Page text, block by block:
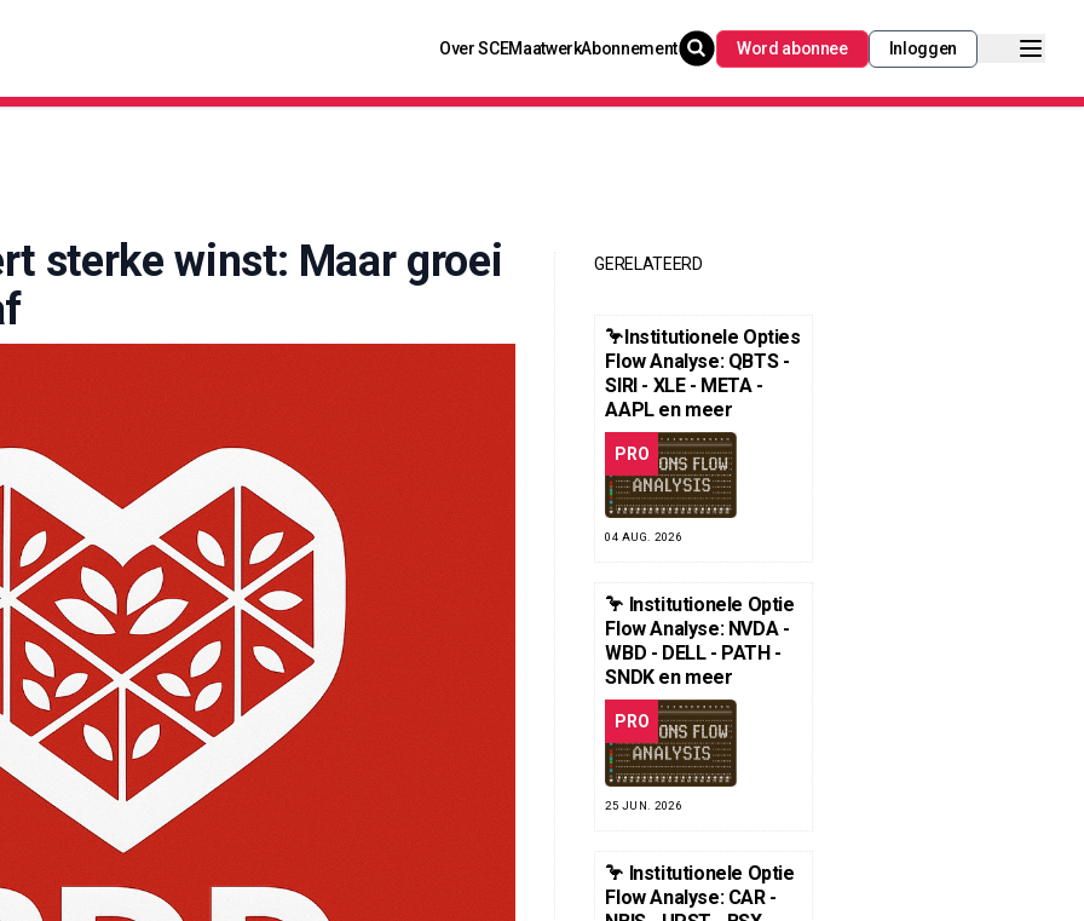
Over SCEMaatwerkAbonnement Word abonnee Inloggen
sterke winst: Maar groei
GERELATEERD
🦩Institutionele Opties
Flow Analyse: QBTS -
SIRI - XLE - META -
AAPL en meer
PRO
04 AUG. 2026
🦩 Institutionele Optie
Flow Analyse: NVDA -
WBD - DELL - PATH -
SNDK en meer
PRO
25 JUN. 2026
🦩 Institutionele Optie
Flow Analyse: CAR -